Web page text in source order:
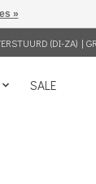
(DI-ZA) |
SALE
»